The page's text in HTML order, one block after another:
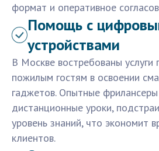
формат и оперативное
Помощь с
устройствами
В Москве востребованы
пожилым гостям в освоении
гаджетов. Опытные
дистанционные уроки,
уровень знаний, что экономит
клиентов.